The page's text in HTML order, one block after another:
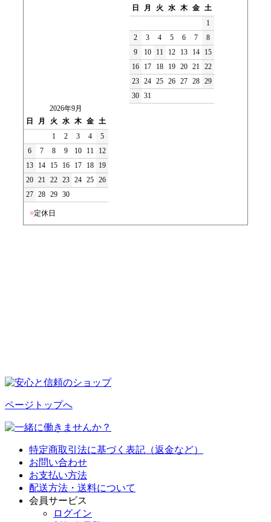
日
月 火 水 木 金 土
1
2
3 4 5 6 7
8
9
10 11 12 13 14
15
16
17 18 19 20 21 22
23 24 25 26 27 28 29
30 31
2026年9月
日
月 火 水 木 金 土
1
2 3 4
5
6
7 8 9 10 11
12
13
14 15 16 17 18
19
20 21 22 23 24 25 26
27 28 29 30
■定休日
ページトップへ
特定商取引法に基づく表記（返金など）
お問い合わせ
お支払い方法
配送方法・送料について
会員サービス
ログイン